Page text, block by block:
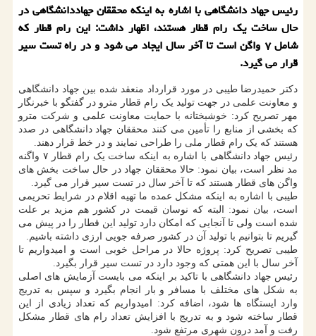
رئیس جهاد دانشگاهی با اشاره به اینكه محققان جهاددانشگاهی در
حال ساخت یك رام قطار هستند، اظهار داشت: این رام قطار كه
شامل ۷ واگن است تا آخر سال ایجاد می شود و در راه تست سیر
قرار می گیرد.
دکتر حمیدرضا طیبی در مورد قرارداد منعقد شده بین جهاد دانشگاهی
و معاونت علمی در جهت تولید یک رام قطار مترو در گفتگو با خبرنگار
مهر تصریح کرد: خوشبختانه با حمایت معاونت علمی و شرکت مترو
که بخشی از منابع را تأمین می کنند محققان جهاد دانشگاهی در صدد
هستند که یک رام قطار ملی را طراحی نمایند و در خط قرار دهند.
رئیس جهاد دانشگاهی با اشاره به اینکه ساخت یک رام قطار ۷ واگنه
مد نظر است، بیان نمود: حالا محققان جهاد در حال ساخت بخش های
واگن های قطار هستند که تا آخر سال در تست سیر قرار می گیرد.
طیبی با اشاره به اینکه مشکل عمده ما تهیه اقلام در شرایط تحریمی
است، بیان نمود: البته که نوسان قیمت در کشور هم مزید بر علت
شده است ولی تا آنجایی که امکان دارد تولید این قطار را در پیش می
گیریم تا بتوانیم با تولید آن در کشور صرفه جویی ارزی داشته باشیم.
طیبی تصریح کرد: پروژه حالا در مراحل خوبی است و امیدواریم تا
آخر سال با این همتی که وجود دارد در تست سیر قرار بگیرد.
رئیس جهاد دانشگاهی با تاکید بر اینکه می بایست آزمایش های اصلی
به شکل های مختلف با مسافر و بار انجام بگیرد و سپس به تدریج
وارد ایستگاه ها شود، اضافه کرد: امیدواریم که تعداد زیادی از این
قطار ساخته شود و به تدریج با افزایش تعداد رام های قطار مشکل
رفت و آمد درون شهری مرتفع شود.